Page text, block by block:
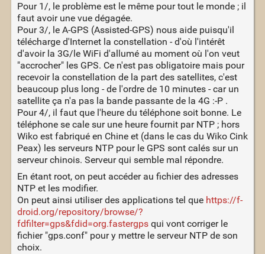
Pour 1/, le problème est le même pour tout le monde ; il
faut avoir une vue dégagée.
Pour 3/, le A-GPS (Assisted-GPS) nous aide puisqu'il
télécharge d'Internet la constellation - d'où l'intérêt
d'avoir la 3G/le WiFi d'allumé au moment où l'on veut
"accrocher" les GPS. Ce n'est pas obligatoire mais pour
recevoir la constellation de la part des satellites, c'est
beaucoup plus long - de l'ordre de 10 minutes - car un
satellite ça n'a pas la bande passante de la 4G :-P .
Pour 4/, il faut que l'heure du téléphone soit bonne. Le
téléphone se cale sur une heure fournit par NTP ; hors
Wiko est fabriqué en Chine et (dans le cas du Wiko Cink
Peax) les serveurs NTP pour le GPS sont calés sur un
serveur chinois. Serveur qui semble mal répondre.
En étant root, on peut accéder au fichier des adresses
NTP et les modifier.
On peut ainsi utiliser des applications tel que https://f-
droid.org/repository/browse/?
fdfilter=gps&fdid=org.fastergpsqui vont corriger le
fichier "gps.conf" pour y mettre le serveur NTP de son
choix.